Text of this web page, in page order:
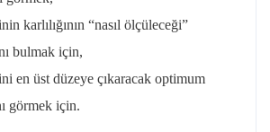
karlılığının “nasıl ölçüleceği”
bulmak için,
en üst düzeye çıkaracak optimum
görmek için.